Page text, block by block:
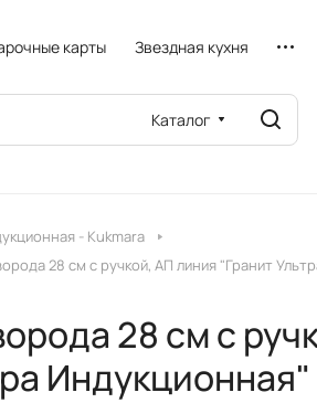
карты Звездная кухня
Каталог
- Kukmara
28 см с ручкой, АП линия "Гранит
28 см с